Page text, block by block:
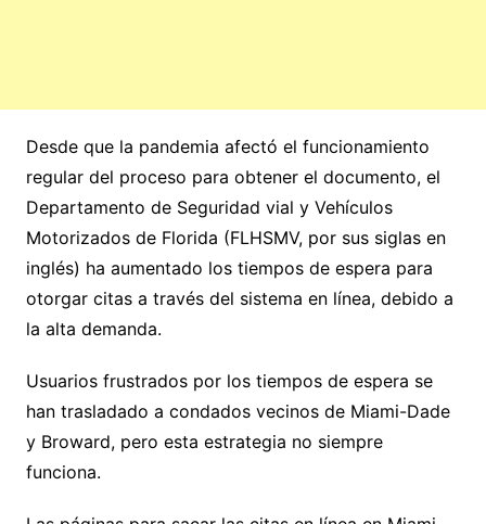
Desde que la pandemia afectó el funcionamiento
regular del proceso para obtener el documento, el
Departamento de Seguridad vial y Vehículos
Motorizados de Florida (FLHSMV, por sus siglas en
inglés) ha aumentado los tiempos de espera para
otorgar citas a través del sistema en línea, debido a
la alta demanda.
Usuarios frustrados por los tiempos de espera se
han trasladado a condados vecinos de Miami-Dade
y Broward, pero esta estrategia no siempre
funciona.